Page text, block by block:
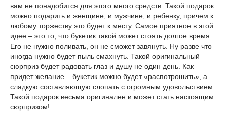
вам не понадобится для этого много средств. Такой подарок
можно подарить и женщине, и мужчине, и ребенку, причем к
любому торжеству это будет к месту. Самое приятное в этой
идее – это то, что букетик такой может стоять долгое время.
Его не нужно поливать, он не сможет завянуть. Ну разве что
иногда нужно будет пыль смахнуть. Такой оригинальный
сюрприз будет радовать глаз и душу не один день. Как
придет желание – букетик можно будет «распотрошить», а
сладкую составляющую слопать с огромным удовольствием.
Такой подарок весьма оригинален и может стать настоящим
сюрпризом!